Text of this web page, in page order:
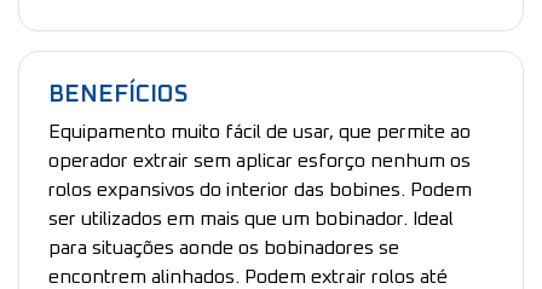
BENEFÍCIOS
Equipamento muito fácil de usar, que permite ao
operador extrair sem aplicar esforço nenhum os
rolos expansivos do interior das bobines. Podem
ser utilizados em mais que um bobinador. Ideal
para situações aonde os bobinadores se
encontrem alinhados. Podem extrair rolos até